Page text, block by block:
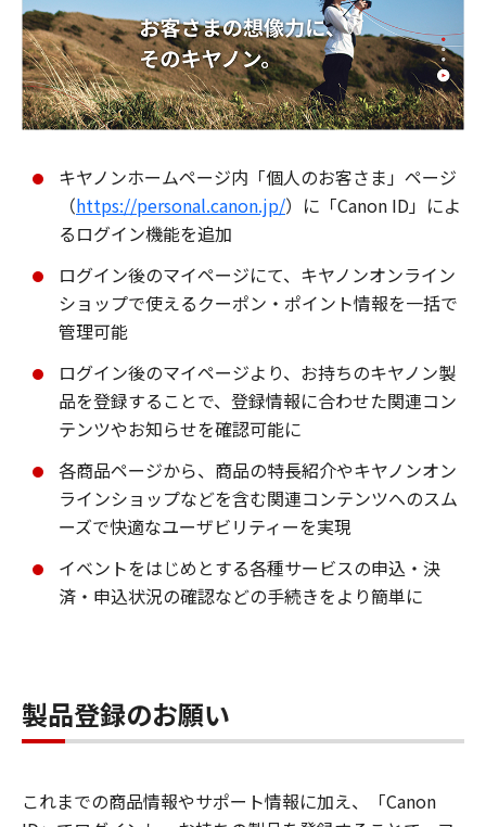
キヤノンホームページ内「個人のお客さま」ページ
（https://personal.canon.jp/）に「Canon ID」によ
るログイン機能を追加
ログイン後のマイページにて、キヤノンオンライン
ショップで使えるクーポン・ポイント情報を一括で
管理可能
ログイン後のマイページより、お持ちのキヤノン製
品を登録することで、登録情報に合わせた関連コン
テンツやお知らせを確認可能に
各商品ページから、商品の特長紹介やキヤノンオン
ラインショップなどを含む関連コンテンツへのスム
ーズで快適なユーザビリティーを実現
イベントをはじめとする各種サービスの申込・決
済・申込状況の確認などの手続きをより簡単に
製品登録のお願い
これまでの商品情報やサポート情報に加え、「Canon